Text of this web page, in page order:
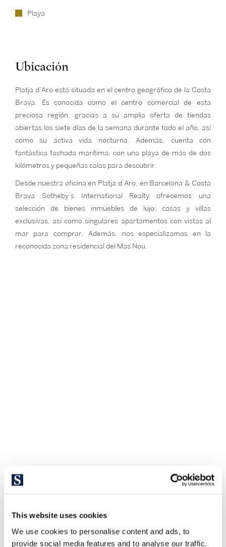
This website uses cookies
We use cookies to personalise content and ads, to
provide social media features and to analyse our traffic.
Playa
Ubicación
Platja d’Aro está situada en el centro geográfico de la Costa
Brava. Es conocida como el centro comercial de esta
preciosa región, gracias a su amplia oferta de tiendas
abiertas los siete días de la semana durante todo el año, así
como su activa vida nocturna. Además, cuenta con
fantástica fachada marítima, con una playa de más de dos
kilómetros y pequeñas calas para descubrir.
Desde nuestra oficina en Platja d’Aro, en Barcelona & Costa
Brava Sotheby’s International Realty ofrecemos una
selección de bienes inmuebles de lujo: casas y villas
exclusivas, así como singulares apartamentos con vistas al
mar para comprar. Además, nos especializamos en la
reconocida zona residencial del Mas Nou.